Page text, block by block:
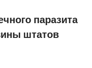
паразита
штатов